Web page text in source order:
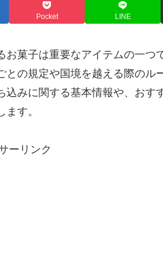
Pocket LINE
菓子は重要なアイテムの一つ
の規定や国境を越える際のル
みに関する基本情報や、おす
す。
ーリンク